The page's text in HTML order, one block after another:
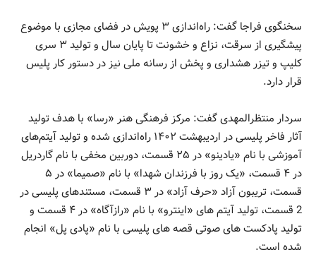
سخنگوی فراجا گفت: راه‌اندازی ۳ پویش در فضای مجازی با موضوع
پیشگیری از سرقت، نزاع و خشونت تا پایان سال و تولید ۳ سری
کلیپ و تیزر هشداری و پخش از رسانه ملی نیز در دستور کار پلیس
قرار دارد.
سردار منتظرالمهدی گفت: مرکز فرهنگی هنر «رسا» با هدف تولید
آثار فاخر پلیسی در اردیبهشت ۱۴۰۲ راه‌اندازی شده و تولید آیتم‌های
آموزشی با نام «یادینو» در ۲۵ قسمت، دوربین مخفی با نام گاردریل
در ۴ قسمت، «یک روز با فرزندان شهدا» با نام «صمیما» در ۵
قسمت، تریبون آزاد «حرف آزاد» در ۳ قسمت، مستندهای پلیسی در
2 قسمت، تولید آیتم های «اینترو» با نام «رازآگاه» در ۴ قسمت و
تولید پادکست های صوتی قصه های پلیسی با نام «پادی پل» انجام
شده است.